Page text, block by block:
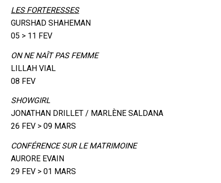
LES FORTERESSES
GURSHAD SHAHEMAN
05 > 11 FEV
ON NE NAÎT PAS FEMME
LILLAH VIAL
08 FEV
SHOWGIRL
JONATHAN DRILLET / MARLÈNE SALDANA
26 FEV > 09 MARS
CONFÉRENCE SUR LE MATRIMOINE
AURORE EVAIN
29 FEV > 01 MARS